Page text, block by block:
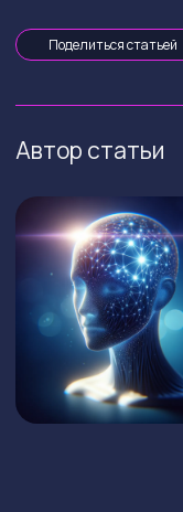
Поделиться статьей
Автор статьи